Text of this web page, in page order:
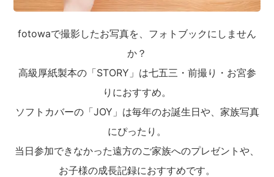
fotowaで撮影したお写真を、フォトブックにしません
か？
高級厚紙製本の「STORY」は七五三・前撮り・お宮参
りにおすすめ。
ソフトカバーの「JOY」は毎年のお誕生日や、家族写真
にぴったり。
当日参加できなかった遠方のご家族へのプレゼントや、
お子様の成長記録におすすめです。